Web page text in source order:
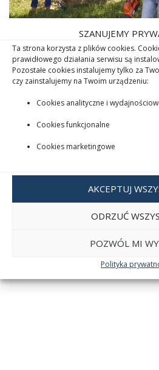
SZANUJEMY
Ta strona korzysta z plików cookies.
prawidłowego działania serwisu są
Pozostałe cookies instalujemy tylko za
czy zainstalujemy na Twoim urządzeniu:
Cookies analityczne i
Cookies funkcjonalne
Cookies marketingowe
AKCEPTUJ
ODRZUĆ
POZWÓL MI
Polityka